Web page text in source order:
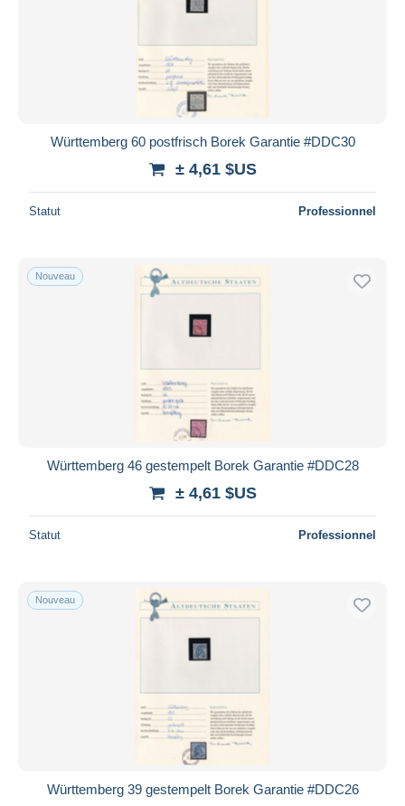
Württemberg 60 postfrisch Borek Garantie #DDC30
± 4,61 $US
Statut Professionnel
Nouveau
Württemberg 46 gestempelt Borek Garantie #DDC28
± 4,61 $US
Statut Professionnel
Nouveau
Württemberg 39 gestempelt Borek Garantie #DDC26